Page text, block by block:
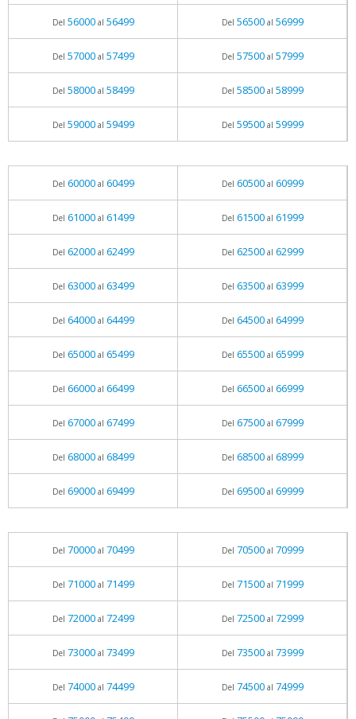
Del 56000al 56499 Del 56500al 56999
Del 57000al 57499 Del 57500al 57999
Del 58000al 58499 Del 58500al 58999
Del 59000al 59499 Del 59500al 59999
Del 60000al 60499 Del 60500al 60999
Del 61000al 61499 Del 61500al 61999
Del 62000al 62499 Del 62500al 62999
Del 63000al 63499 Del 63500al 63999
Del 64000al 64499 Del 64500al 64999
Del 65000al 65499 Del 65500al 65999
Del 66000al 66499 Del 66500al 66999
Del 67000al 67499 Del 67500al 67999
Del 68000al 68499 Del 68500al 68999
Del 69000al 69499 Del 69500al 69999
Del 70000al 70499 Del 70500al 70999
Del 71000al 71499 Del 71500al 71999
Del 72000al 72499 Del 72500al 72999
Del 73000al 73499 Del 73500al 73999
Del 74000al 74499 Del 74500al 74999